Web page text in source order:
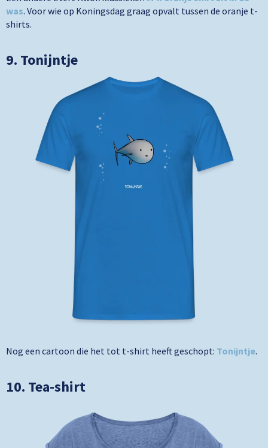
was. Voor wie op Koningsdag graag opvalt tussen de oranje t-
shirts.
9. Tonijntje
Nog een cartoon die het tot t-shirt heeft geschopt: Tonijntje.
10. Tea-shirt